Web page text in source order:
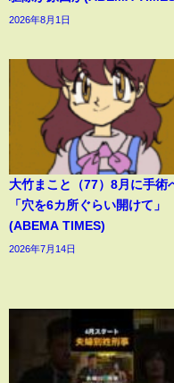
2026年8月1日
大竹まこと（77）8月に手術
「穴を6カ所ぐらい開けて」
(ABEMA TIMES)
2026年7月14日